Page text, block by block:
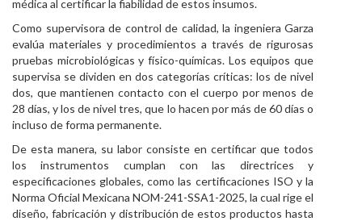
médica al certificar la fiabilidad de estos insumos.
Como supervisora de control de calidad, la ingeniera Garza
evalúa materiales y procedimientos a través de rigurosas
pruebas microbiológicas y físico-químicas. Los equipos que
supervisa se dividen en dos categorías críticas: los de nivel
dos, que mantienen contacto con el cuerpo por menos de
28 días, y los de nivel tres, que lo hacen por más de 60 días o
incluso de forma permanente.
De esta manera, su labor consiste en certificar que todos
los instrumentos cumplan con las directrices y
especificaciones globales, como las certificaciones ISO y la
Norma Oficial Mexicana NOM-241-SSA1-2025, la cual rige el
diseño, fabricación y distribución de estos productos hasta